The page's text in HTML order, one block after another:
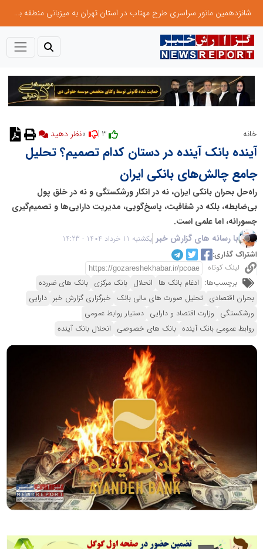
شانزدهمین مانور سراسری طرح مهتاب در استان تهران به میزبانی منطقه برق لواسان
خانه 3 | نظر دهید
آینده بانک آینده در دستان کدام تصمیم؟ تحلیل
جامع چالش‌های بانکی ایران
راه‌حل بحران بانکی ایران، نه در انکار ورشکستگی و نه در خلق پول
بی‌ضابطه، بلکه در شفافیت، پاسخ‌گویی، مدیریت دارایی‌ها و تصمیم‌گیری
جسورانه، اما علمی است.
با رسانه های گزارش خبر یکشنبه 11 خرداد 1404 - 14:23
اشتراک گذاری:
لینک کوتاه
برچسب‌ها: ادغام بانک ها انحلال بانک مرکزی بانک های ضررده
بحران اقتصادی تحلیل صورت های مالی بانک خبرگزاری گزارش خبر دارایی
ورشکستگی وزارت اقتصاد و دارایی دستیار روابط عمومی
روابط عمومی بانک آینده بانک های خصوصی انحلال بانک آینده